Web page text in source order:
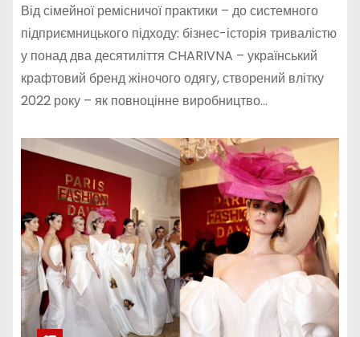
Від сімейної ремісничої практики – до системного
підприємницького підходу: бізнес-історія тривалістю
у понад два десятиліття CHARIVNA – український
крафтовий бренд жіночого одягу, створений влітку
2022 року – як повноцінне виробництво…